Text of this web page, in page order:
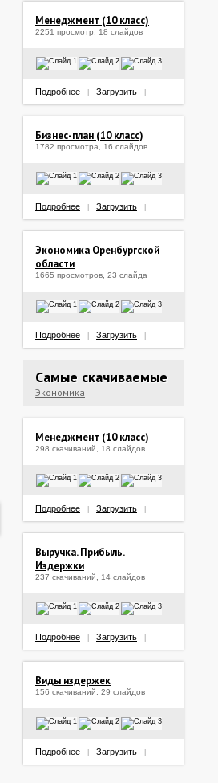
Менеджмент (10 класс)
2251 просмотр, 18 слайдов
Подробнее Загрузить
Бизнес-план (10 класс)
1782 просмотра, 16 слайдов
Подробнее Загрузить
Экономика Оренбургской
области
1665 просмотров, 23 слайда
Подробнее Загрузить
Самые скачиваемые
Экономика
Менеджмент (10 класс)
298 скачиваний, 18 слайдов
Подробнее Загрузить
Выручка. Прибыль.
Издержки
237 скачиваний, 14 слайдов
Подробнее Загрузить
Виды издержек
156 скачиваний, 29 слайдов
Подробнее Загрузить